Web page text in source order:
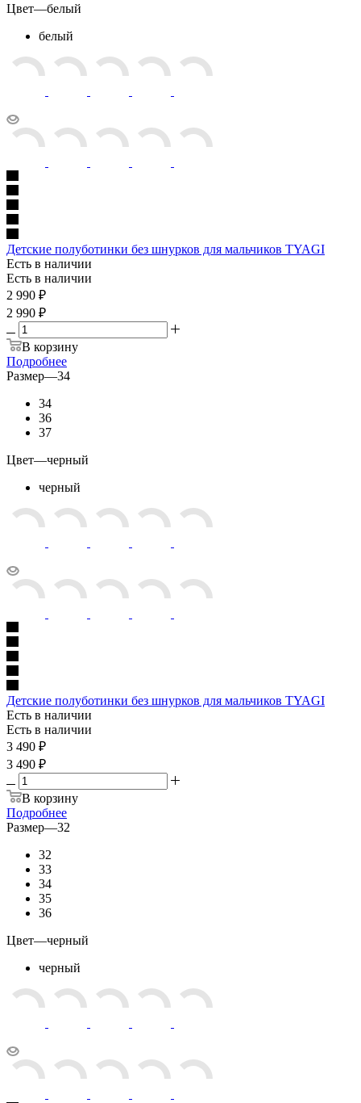
Цвет—белый
белый
Детские полуботинки без шнурков для мальчиков TYAGI
Есть в наличии
Есть в наличии
2 990 ₽
2 990 ₽
В корзину
Подробнее
Размер—34
34
36
37
Цвет—черный
черный
Детские полуботинки без шнурков для мальчиков TYAGI
Есть в наличии
Есть в наличии
3 490 ₽
3 490 ₽
В корзину
Подробнее
Размер—32
32
33
34
35
36
Цвет—черный
черный